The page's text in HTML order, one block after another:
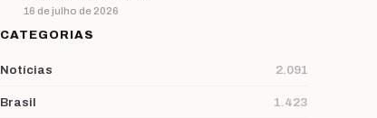
16 de julho de 2026
CATEGORIAS
Notícias 2.091
Brasil 1.423